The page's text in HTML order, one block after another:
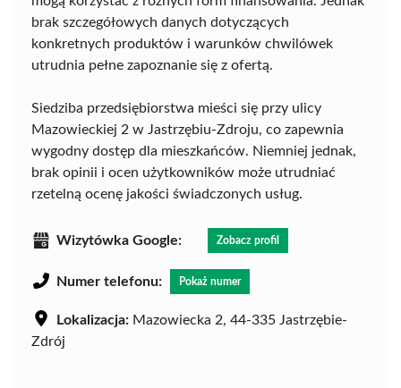
brak szczegółowych danych dotyczących
konkretnych produktów i warunków chwilówek
utrudnia pełne zapoznanie się z ofertą.
Siedziba przedsiębiorstwa mieści się przy ulicy
Mazowieckiej 2 w Jastrzębiu-Zdroju, co zapewnia
wygodny dostęp dla mieszkańców. Niemniej jednak,
brak opinii i ocen użytkowników może utrudniać
rzetelną ocenę jakości świadczonych usług.
Wizytówka Google: Zobacz profil
Numer telefonu: Pokaż numer
Lokalizacja: Mazowiecka 2, 44-335 Jastrzębie-
Zdrój